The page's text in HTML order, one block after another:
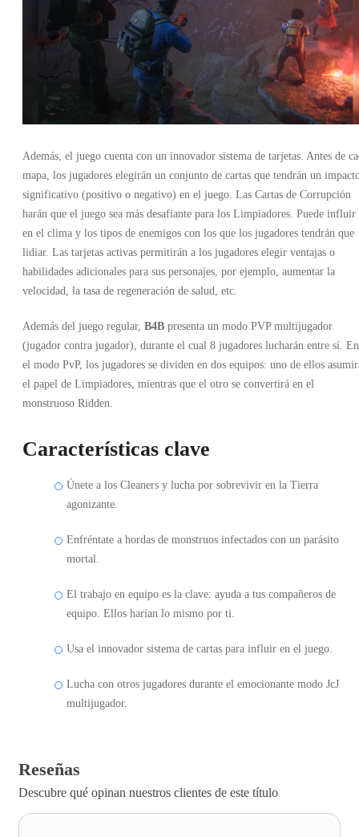
Además, el juego cuenta con un innovador sistema de tarjetas. Antes de
mapa, los jugadores elegirán un conjunto de cartas que tendrán un
significativo (positivo o negativo) en el juego. Las Cartas de Corrupción
harán que el juego sea más desafiante para los Limpiadores. Puede influir
en el clima y los tipos de enemigos con los que los jugadores tendrán que
lidiar. Las tarjetas activas permitirán a los jugadores elegir ventajas o
habilidades adicionales para sus personajes, por ejemplo, aumentar la
velocidad, la tasa de regeneración de salud, etc.
Además del juego regular, B4B presenta un modo PVP multijugador
(jugador contra jugador), durante el cual 8 jugadores lucharán entre sí. En
el modo PvP, los jugadores se dividen en dos equipos: uno de ellos
el papel de Limpiadores, mientras que el otro se convertirá en el
monstruoso Ridden.
Características clave
Únete a los Cleaners y lucha por sobrevivir en la Tierra
agonizante.
Enfréntate a hordas de monstruos infectados con un parásito
mortal.
El trabajo en equipo es la clave: ayuda a tus compañeros de
equipo. Ellos harían lo mismo por ti.
Usa el innovador sistema de cartas para influir en el juego.
Lucha con otros jugadores durante el emocionante modo JcJ
multijugador.
Reseñas
Descubre qué opinan nuestros clientes de este título